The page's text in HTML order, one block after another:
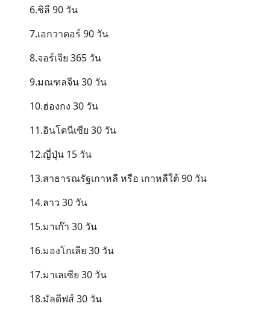
6.ชิลี 90 วัน
7.เอกวาดอร์ 90 วัน
8.จอร์เจีย 365 วัน
9.มณฑลจีน 30 วัน
10.ฮ่องกง 30 วัน
11.อินโดนีเซีย 30 วัน
12.ญี่ปุ่น 15 วัน
13.สาธารณรัฐเกาหลี หรือ เกาหลีใต้ 90 วัน
14.ลาว 30 วัน
15.มาเก๊า 30 วัน
16.มองโกเลีย 30 วัน
17.มาเลเซีย 30 วัน
18.มัลดีฟส์ 30 วัน